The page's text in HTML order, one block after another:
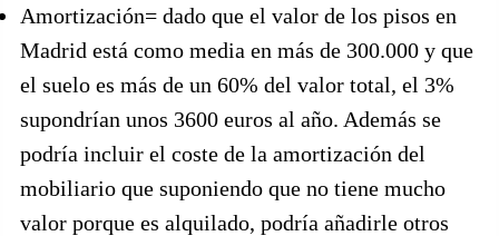
Amortización= dado que el valor de los pisos en
Madrid está como media en más de 300.000 y que
el suelo es más de un 60% del valor total, el 3%
supondrían unos 3600 euros al año. Además se
podría incluir el coste de la amortización del
mobiliario que suponiendo que no tiene mucho
valor porque es alquilado, podría añadirle otros